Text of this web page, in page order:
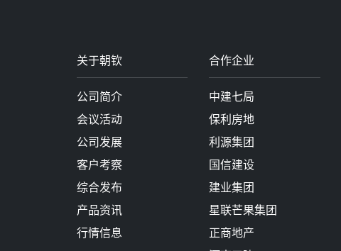
关于朝钦
公司简介
会议活动
公司发展
客户考察
综合发布
产品资讯
行情信息
合作企业
中建七局
保利房地
利源集团
国信建设
建业集团
星联芒果集团
正商地产